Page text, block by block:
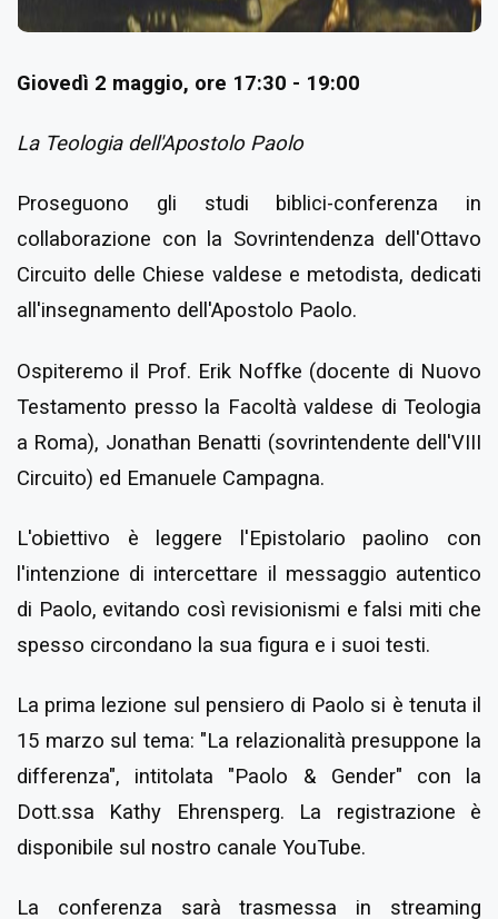
Giovedì 2 maggio, ore 17:30 - 19:00
La Teologia dell'Apostolo Paolo
Proseguono gli studi biblici-conferenza in
collaborazione con la Sovrintendenza dell'Ottavo
Circuito delle Chiese valdese e metodista, dedicati
all'insegnamento dell'Apostolo Paolo.
Ospiteremo il Prof. Erik Noffke (docente di Nuovo
Testamento presso la Facoltà valdese di Teologia
a Roma), Jonathan Benatti (sovrintendente dell'VIII
Circuito) ed Emanuele Campagna.
L'obiettivo è leggere l'Epistolario paolino con
l'intenzione di intercettare il messaggio autentico
di Paolo, evitando così revisionismi e falsi miti che
spesso circondano la sua figura e i suoi testi.
La prima lezione sul pensiero di Paolo si è tenuta il
15 marzo sul tema: "La relazionalità presuppone la
differenza", intitolata "Paolo & Gender" con la
Dott.ssa Kathy Ehrensperg. La registrazione è
disponibile sul nostro canale YouTube.
La conferenza sarà trasmessa in streaming